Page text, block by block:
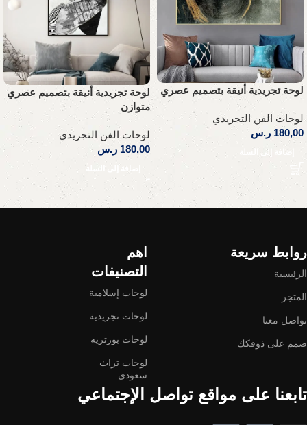
لوحة تجريدية أنيقة بتصميم عصري
لوحات الفن التجريدي
180,00 ر.س
إضافة إلى السلة
لوحة تجريدية أنيقة بتصميم عصري
متوازن
لوحات الفن التجريدي
180,00 ر.س
إضافة إلى السلة
Read More
روابط سريعة
الرئيسية
المتجر
تواصل معنا
صمم على ذوقكك
اهم
التصنيفات
لوحات إسلامية
لوحات تجريدية
لوحات بورتريه
لوحات تراث
سعودي
تابعنا على مواقع تواصل الإجتماعي